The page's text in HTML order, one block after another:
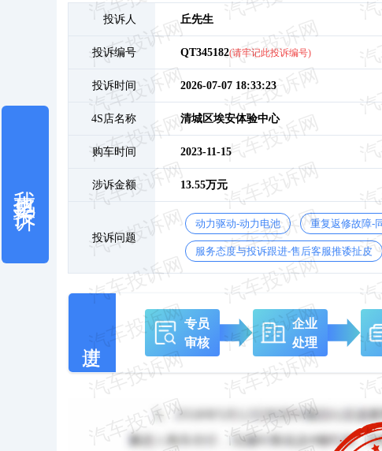
投诉人 丘先生
投诉编号 QT345182(请牢记此投诉编号)
投诉时间 2026-07-07 18:33:23
4S店名称 清城区埃安体验中心
购车时间 2023-11-15
涉诉金额 13.55万元
投诉问题
动力驱动-动力电池 重复返修故障-
服务态度与投诉跟进-售后客服推诿扯皮
专员
审核
企业
处理